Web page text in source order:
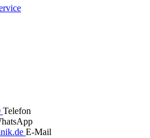
Telefon
E-Mail